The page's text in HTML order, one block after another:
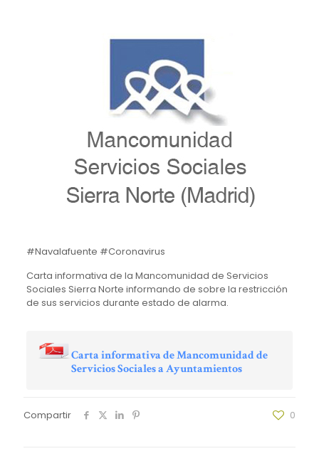
#Navalafuente #Coronavirus
Carta informativa de la Mancomunidad de Servicios
Sociales Sierra Norte informando de sobre la restricción
de sus servicios durante estado de alarma.
Carta informativa de Mancomunidad de
Servicios Sociales a Ayuntamientos
Compartir 0